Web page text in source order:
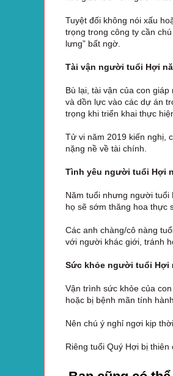
Tuyệt đối không nói xấu
trọng trong công ty cần
lưng” bất ngờ.
Tài vận người tuổi Hợi
Bù lại, tài vận của con
và dồn lực vào các dự án
trọng khi triển khai thực
Tử vi năm 2019 kiến nghị,
nặng nề về tài chính.
Tình yêu người tuổi Hợi
Năm tuổi nhưng người tuổi
họ sẽ sớm thăng hoa thực
Các anh chàng/cô nàng
với người khác giới, tránh
Sức khỏe người tuổi Hợi
Vận trình sức khỏe của
hoặc bị bệnh mãn tính
Nên chú ý nghỉ ngơi kịp
Riêng tuổi Quý Hợi bị thiên